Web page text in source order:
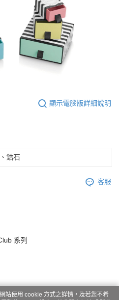
顯示電腦版詳細說明
鋯石
客服
系列
站使用 cookie 方式之詳情，及若您不希